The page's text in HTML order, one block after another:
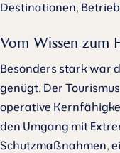
Destinationen,
Vom Wissen zum
Besonders stark war
genügt. Der
operative
den Umgang mit
Schutzmaßnahmen,